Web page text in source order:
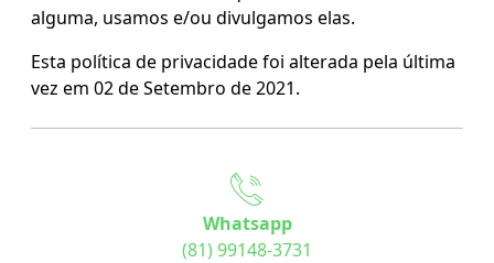
alguma, usamos e/ou divulgamos elas.
Esta política de privacidade foi alterada pela última
vez em 02 de Setembro de 2021.
Whatsapp
(81) 99148-3731